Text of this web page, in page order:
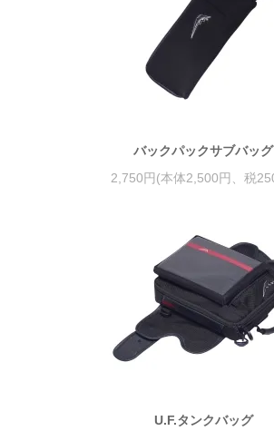
バックパックサブバッグ
2,750円(本体2,500円、税
U.F.タンクバッグ